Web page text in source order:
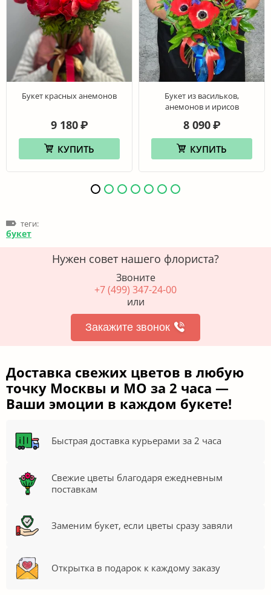
Букет красных анемонов
9 180 ₽
КУПИТЬ
Букет из васильков,
анемонов и ирисов
8 090 ₽
КУПИТЬ
теги:
букет
Нужен совет нашего флориста?
Звоните
+7 (499) 347-24-00
или
Закажите звонок
Доставка свежих цветов в любую
точку Москвы и МО за 2 часа —
Ваши эмоции в каждом букете!
Быстрая доставка курьерами за 2 часа
Свежие цветы благодаря ежедневным
поставкам
Заменим букет, если цветы сразу завяли
Открытка в подарок к каждому заказу